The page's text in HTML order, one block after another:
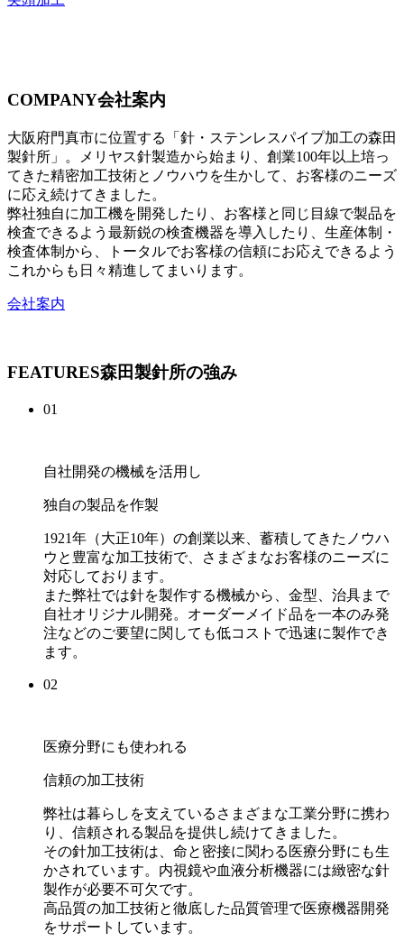
COMPANY会社案内
大阪府門真市に位置する「針・ステンレスパイプ加工の森田
製針所」。メリヤス針製造から始まり、創業100年以上培っ
てきた精密加工技術とノウハウを生かして、お客様のニーズ
に応え続けてきました。
弊社独自に加工機を開発したり、お客様と同じ目線で製品を
検査できるよう最新鋭の検査機器を導入したり、生産体制・
検査体制から、トータルでお客様の信頼にお応えできるよう
これからも日々精進してまいります。
会社案内
FEATURES森田製針所の強み
01
自社開発の機械を活用し
独自の製品を作製
1921年（大正10年）の創業以来、蓄積してきたノウハ
ウと豊富な加工技術で、さまざまなお客様のニーズに
対応しております。
また弊社では針を製作する機械から、金型、治具まで
自社オリジナル開発。オーダーメイド品を一本のみ発
注などのご要望に関しても低コストで迅速に製作でき
ます。
02
医療分野にも使われる
信頼の加工技術
弊社は暮らしを支えているさまざまな工業分野に携わ
り、信頼される製品を提供し続けてきました。
その針加工技術は、命と密接に関わる医療分野にも生
かされています。内視鏡や血液分析機器には緻密な針
製作が必要不可欠です。
高品質の加工技術と徹底した品質管理で医療機器開発
をサポートしています。